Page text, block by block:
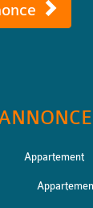
Appartement